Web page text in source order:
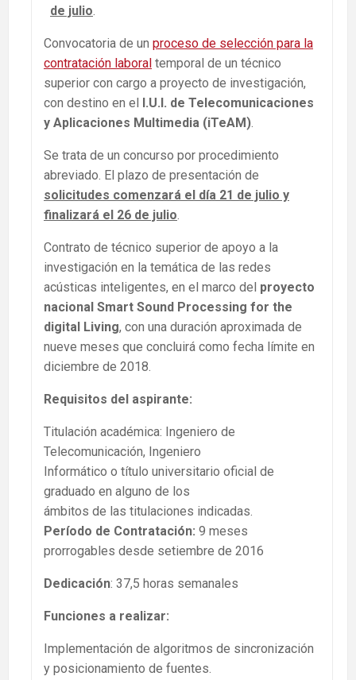
de julio.
Convocatoria de un proceso de selección para la
contratación laboral temporal de un técnico
superior con cargo a proyecto de investigación,
con destino en el
I.U.I. de Telecomunicaciones
y Aplicaciones Multimedia (iTeAM).
Se trata de un concurso por procedimiento
abreviado. El plazo de presentación de
solicitudes comenzará el día 21 de julio y
finalizará el 26 de julio.
Contrato de técnico superior de apoyo a la
investigación en la temática de las redes
acústicas inteligentes, en el marco del proyecto
nacional Smart Sound Processing for the
digital Living, con una duración aproximada de
nueve meses que concluirá como fecha límite en
diciembre de 2018.
Requisitos del aspirante:
Titulación académica: Ingeniero de
Telecomunicación, Ingeniero
Informático o título universitario oficial de
graduado en alguno de los
ámbitos de las titulaciones indicadas.
Período de Contratación: 9 meses
prorrogables desde setiembre de 2016
Dedicación: 37,5 horas semanales
Funciones a realizar:
Implementación de algoritmos de sincronización
y posicionamiento de fuentes.